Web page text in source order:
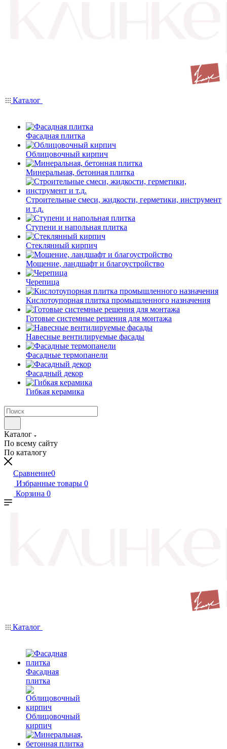
Каталог
Фасадная плитка
Облицовочный кирпич
Минеральная, бетонная плитка
Строительные смеси, жидкости, герметики, инструмент
и т.д.
Ступени и напольная плитка
Cтеклянный кирпич
Мощение, ландшафт и благоустройство
Черепица
Кислотоупорная плитка промышленного назначения
Готовые системные решения для монтажа
Навесные вентилируемые фасады
Фасадные термопанели
Фасадный декор
Гибкая керамика
Каталог
По всему сайту
По каталогу
Сравнение0
Избранные товары 0
Корзина 0
Каталог
Фасадная
плитка
Облицовочный
кирпич